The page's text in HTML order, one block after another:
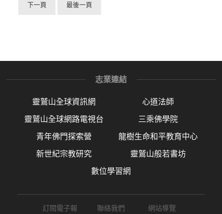
下一頁 最後一頁
志業連結
靈鷲山全球資訊網 心道法師
靈鷲山全球網路電視台 三乘佛學院
青年佛門探索營 龍樹生命和平教育中心
新世紀宗教研究 靈鷲山般若書坊
數位學習網
訂閱電子報 聯絡我們 網站導覽